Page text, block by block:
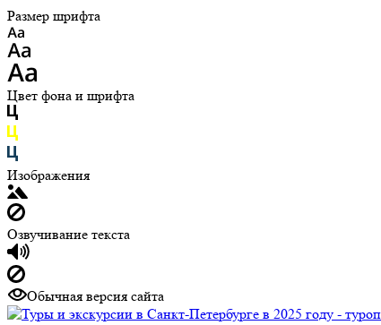
Размер шрифта
Цвет фона и шрифта
Изображения
Озвучивание текста
Обычная версия сайта